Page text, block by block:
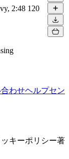
2:48 120
わせヘルプセン
ッキーポリシー著